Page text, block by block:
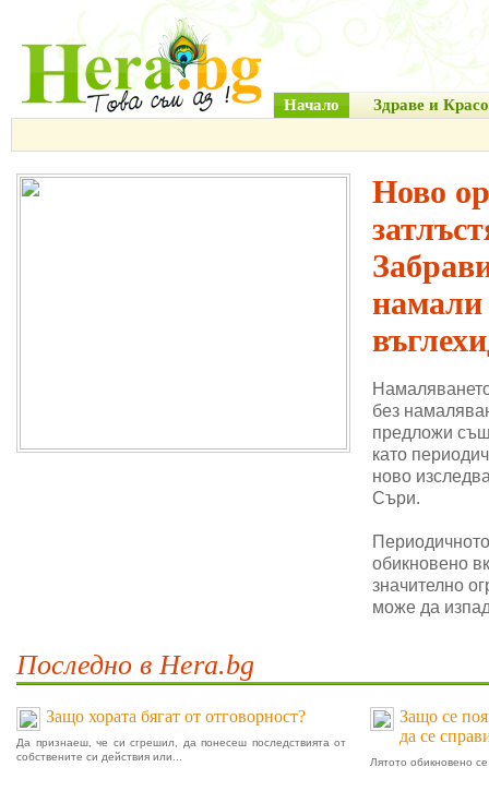
Начало Здраве и
Ново
намали
без
предложи
като
ново
Съри.
обикновено
значително
може да
Последно в Hera.bg
Защо хората бягат от отговорност?
Да признаеш, че си сгрешил, да понесеш последствията от
собствените си действия или...
Защо се
да се
Лятото обикновено